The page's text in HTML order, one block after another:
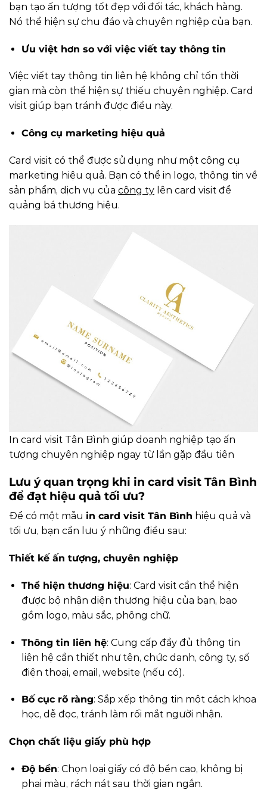
bạn tạo ấn tượng tốt đẹp với đối tác, khách hàng.
Nó thể hiện sự chu đáo và chuyên nghiệp của bạn.
Ưu việt hơn so với việc viết tay thông tin
Việc viết tay thông tin liên hệ không chỉ tốn thời
gian mà còn thể hiện sự thiếu chuyên nghiệp. Card
visit giúp bạn tránh được điều này.
Công cụ marketing hiệu quả
Card visit có thể được sử dụng như một công cụ
marketing hiệu quả. Bạn có thể in logo, thông tin về
sản phẩm, dịch vụ của công ty lên card visit để
quảng bá thương hiệu.
In card visit Tân Bình giúp doanh nghiệp tạo ấn
tượng chuyên nghiệp ngay từ lần gặp đầu tiên
Lưu ý quan trọng khi in card visit Tân Bình
để đạt hiệu quả tối ưu?
Để có một mẫu in card visit Tân Bình hiệu quả và
tối ưu, bạn cần lưu ý những điều sau:
Thiết kế ấn tượng, chuyên nghiệp
Thể hiện thương hiệu: Card visit cần thể hiện
được bộ nhận diện thương hiệu của bạn, bao
gồm logo, màu sắc, phông chữ.
Thông tin liên hệ: Cung cấp đầy đủ thông tin
liên hệ cần thiết như tên, chức danh, công ty, số
điện thoại, email, website (nếu có).
Bố cục rõ ràng: Sắp xếp thông tin một cách khoa
học, dễ đọc, tránh làm rối mắt người nhận.
Chọn chất liệu giấy phù hợp
Độ bền: Chọn loại giấy có độ bền cao, không bị
phai màu, rách nát sau thời gian ngắn.